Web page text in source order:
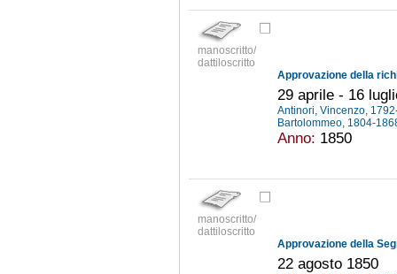
manoscritto/
dattiloscritto
29 aprile - 16
Antinori, Vincenzo,
Bartolommeo, 1804-
Anno: 1850
manoscritto/
dattiloscritto
22 agosto 1850